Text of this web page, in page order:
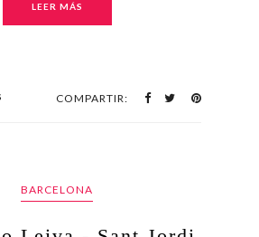
LEER MÁS
COMPARTIR:
BARCELONA